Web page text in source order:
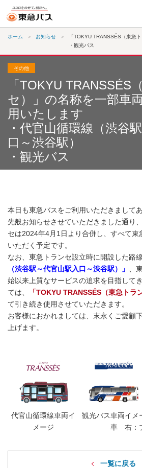
ホーム お知らせ
「TOKYU TRANSSÉS（東急
・観光バス
その他
「TOKYU TRANSSÉS
セ）」の名称を一部車
用いたします
・代官山循環線（渋谷
口～渋谷駅）
・観光バス
本日も東急バスをご利用いただきまして
先般お知らせさせていただきました通り
セは2024年4月1日より合併し、すべて東
いただく予定です。
なお、東急トランセ設立時に開設した路
（渋谷駅～代官山駅入口～渋谷駅）」
、
始以来上質なサービスの追求を目指して
ては、
「TOKYU TRANSSÉS（東急トラ
て引き続き使用させていただきます。
お客様におかれましては、末永くご愛顧
上げます。
代官山循環線車両イ
メージ
観光バス車両イメ
車 右：
一覧に戻る